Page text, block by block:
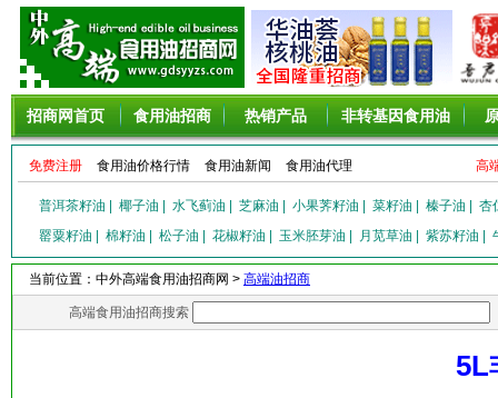
招商网首页 食用油招商 热销产品 非转基因食用油
免费注册 食用油价格行情 食用油新闻 食用油代理 高
普洱茶籽油 椰子油 水飞蓟油 芝麻油 小果荠籽油 菜籽油 榛子油
杏
罂粟籽油
棉籽油 松子油 花椒籽油 玉米胚芽油 月苋草油 紫苏籽油
当前位置：中外高端食用油招商网 > 高端油招商
高端食用油招商搜索
5L